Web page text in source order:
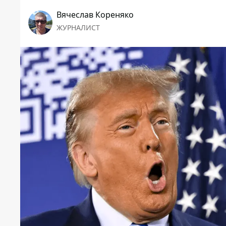
Вячеслав Кореняко
ЖУРНАЛИСТ